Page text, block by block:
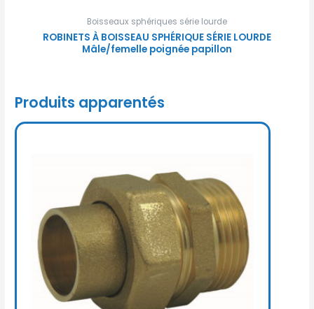
Boisseaux sphériques série lourde
ROBINETS À BOISSEAU SPHÉRIQUE SÉRIE LOURDE
Mâle/femelle poignée papillon
Produits apparentés